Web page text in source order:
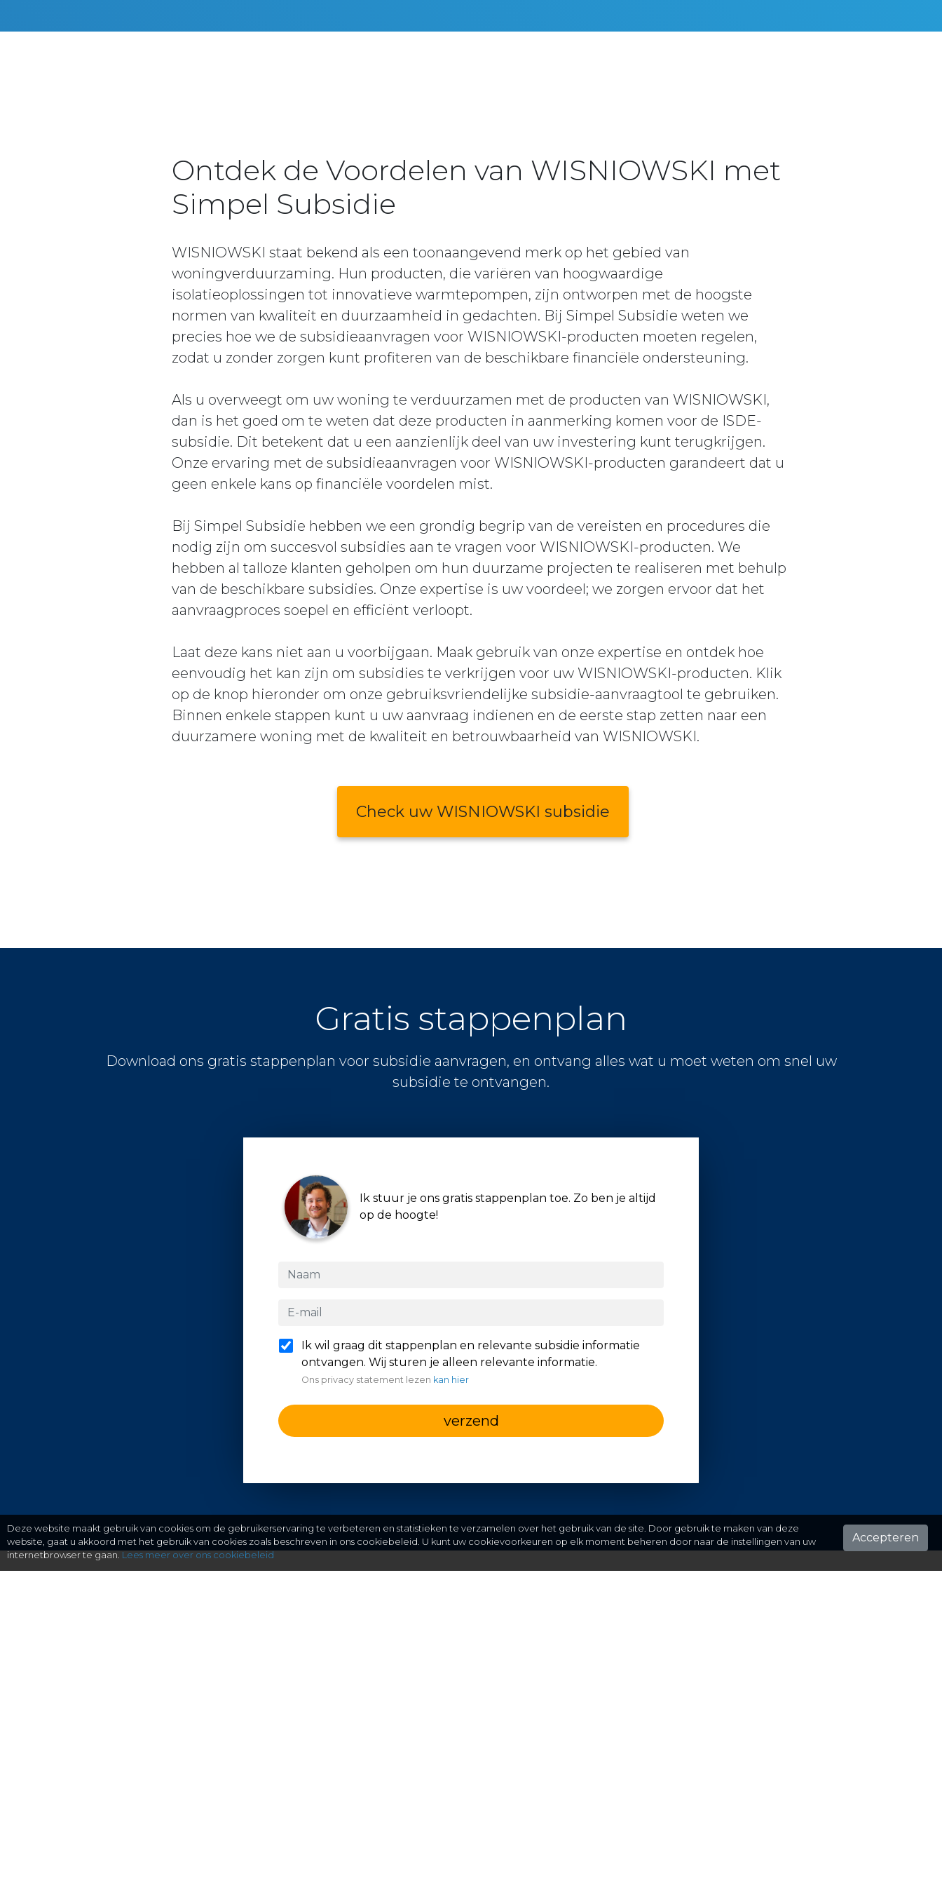
Ontdek de Voordelen van WISNIOWSKI met
Simpel Subsidie
WISNIOWSKI staat bekend als een toonaangevend merk op het gebied van
woningverduurzaming. Hun producten, die variëren van hoogwaardige
isolatieoplossingen tot innovatieve warmtepompen, zijn ontworpen met de hoogste
normen van kwaliteit en duurzaamheid in gedachten. Bij Simpel Subsidie weten we
precies hoe we de subsidieaanvragen voor WISNIOWSKI-producten moeten regelen,
zodat u zonder zorgen kunt profiteren van de beschikbare financiële ondersteuning.
Als u overweegt om uw woning te verduurzamen met de producten van WISNIOWSKI,
dan is het goed om te weten dat deze producten in aanmerking komen voor de ISDE-
subsidie. Dit betekent dat u een aanzienlijk deel van uw investering kunt terugkrijgen.
Onze ervaring met de subsidieaanvragen voor WISNIOWSKI-producten garandeert dat u
geen enkele kans op financiële voordelen mist.
Bij Simpel Subsidie hebben we een grondig begrip van de vereisten en procedures die
nodig zijn om succesvol subsidies aan te vragen voor WISNIOWSKI-producten. We
hebben al talloze klanten geholpen om hun duurzame projecten te realiseren met behulp
van de beschikbare subsidies. Onze expertise is uw voordeel; we zorgen ervoor dat het
aanvraagproces soepel en efficiënt verloopt.
Laat deze kans niet aan u voorbijgaan. Maak gebruik van onze expertise en ontdek hoe
eenvoudig het kan zijn om subsidies te verkrijgen voor uw WISNIOWSKI-producten. Klik
op de knop hieronder om onze gebruiksvriendelijke subsidie-aanvraagtool te gebruiken.
Binnen enkele stappen kunt u uw aanvraag indienen en de eerste stap zetten naar een
duurzamere woning met de kwaliteit en betrouwbaarheid van WISNIOWSKI.
Check uw WISNIOWSKI subsidie
Gratis stappenplan
Download ons gratis stappenplan voor subsidie aanvragen, en ontvang alles wat u moet weten om snel uw
subsidie te ontvangen.
Ik stuur je ons gratis stappenplan toe. Zo ben je altijd
op de hoogte!
Ik wil graag dit stappenplan en relevante subsidie informatie
ontvangen. Wij sturen je alleen relevante informatie.
Ons privacy statement lezen kan hier
verzend
Deze website maakt gebruik van cookies om de gebruikerservaring te verbeteren en statistieken te verzamelen over het gebruik van de site. Door gebruik te maken van deze
website, gaat u akkoord met het gebruik van cookies zoals beschreven in ons cookiebeleid. U kunt uw cookievoorkeuren op elk moment beheren door naar de instellingen van uw
internetbrowser te gaan. Lees meer over ons cookiebeleid
Accepteren